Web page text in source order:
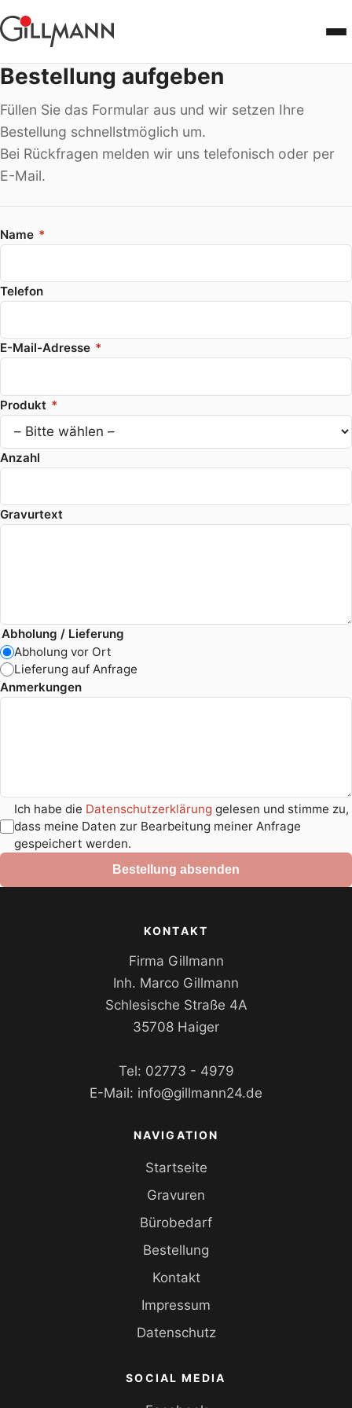
Startseite
Gravuren
Bürobedarf
Bestellung
Kontakt
Heike's Nudelliebe
Bestellung aufgeben
Füllen Sie das Formular aus und wir setzen Ihre
Bestellung schnellstmöglich um.
Bei Rückfragen melden wir uns telefonisch oder per
E-Mail.
Name *
Telefon
E-Mail-Adresse *
Produkt *
Anzahl
Gravurtext
Abholung / Lieferung
Abholung vor Ort
Lieferung auf Anfrage
Anmerkungen
Ich habe die Datenschutzerklärung gelesen und stimme zu,
dass meine Daten zur Bearbeitung meiner Anfrage
gespeichert werden.
Bestellung absenden
KONTAKT
Firma Gillmann
Inh. Marco Gillmann
Schlesische Straße 4A
35708 Haiger
Tel: 02773 - 4979
E-Mail: info@gillmann24.de
NAVIGATION
Startseite
Gravuren
Bürobedarf
Bestellung
Kontakt
Impressum
Datenschutz
SOCIAL MEDIA